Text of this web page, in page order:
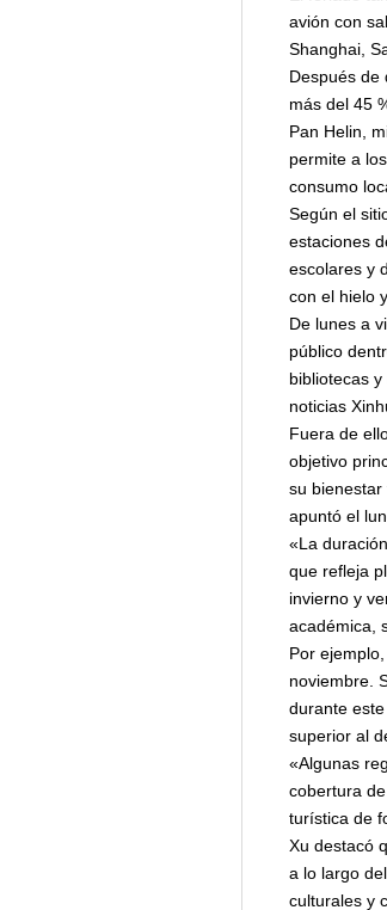
avión con
Shanghai,
Después de
más del 45
Pan Helin,
permite a
consumo
Según el
estaciones
escolares y
con el hielo
De lunes a
público
bibliotecas
noticias
Fuera de
objetivo
su bienestar
apuntó el
«La
que refleja
invierno y
académica,
Por
noviembre.
durante
superior al
«Algunas
cobertura
turística de
Xu destacó
a lo largo
culturales y